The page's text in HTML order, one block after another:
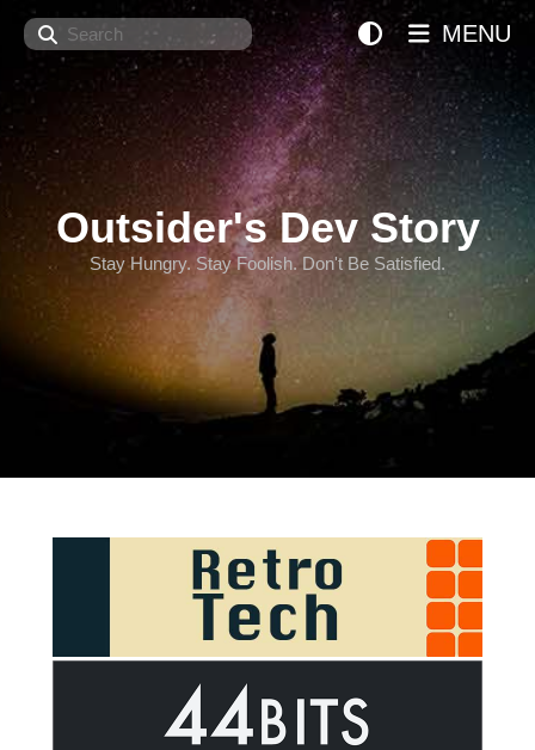
Search
Outsider's Dev Story
Stay Hungry. Stay Foolish. Don't Be Satisfied.
MENU